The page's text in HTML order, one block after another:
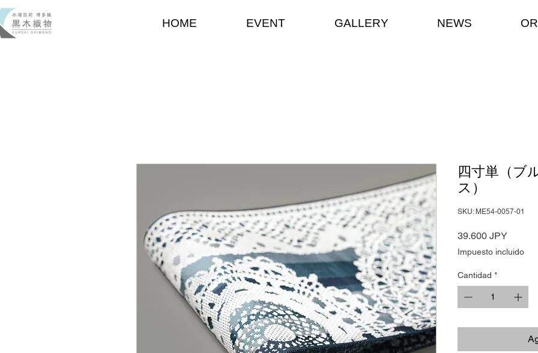
HOME EVENT GALLERY NEWS
四寸単（ブ
ス）
SKU: ME54-0057-01
39.600 JPYPrecio
Impuesto incluido
Cantidad *